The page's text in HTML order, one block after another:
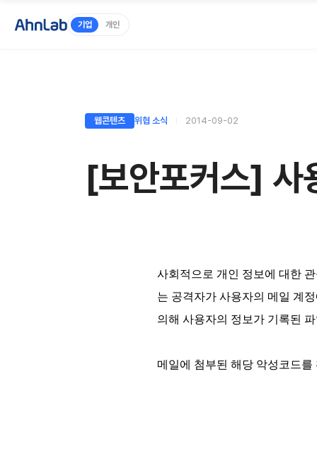
기업 개인
웹콘텐츠 위협 소식 2014-09-02
[보안포커스] 사
사회적으로 개인 정보에 대한
는 공격자가 사용자의 메일 계
의해 사용자의 정보가 기록된
메일에 첨부된 해당 악성코드